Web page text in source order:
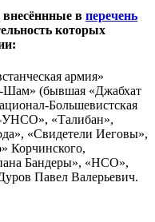
в перечень
которых
армия»
(бывшая «Джабхат
Большевистская
«Талибан»,
«Свидетели Иеговы»,
Корчинского,
Бандеры», «НСО»,
Павел Валерьевич.